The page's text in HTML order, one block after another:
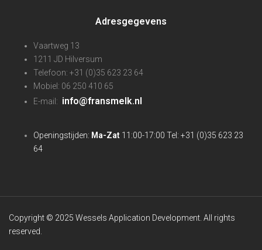
Adresgegevens
Vaartweg 13
1211 JD Hilversum
Telefoon: +31 (0)35 623 23 64
Mobiel: 06 250 410 65
E-mail: info@fransmelk.nl
Openingstijden: Ma-Zat 11:00-17:00 Tel: +31 (0)35 623 23
64
Copyright © 2025 Wessels Application Development. All rights
reserved.